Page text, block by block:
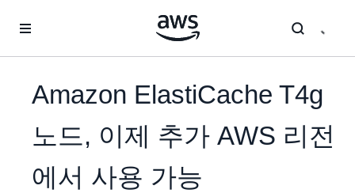
Amazon ElastiCache T4g
노드, 이제 추가 AWS 리전
에서 사용 가능